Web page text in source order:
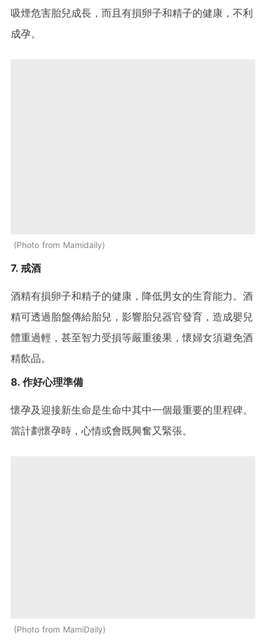
吸煙危害胎兒成長，而且有損卵子和精子的健康，不利
成孕。
Photo from Mamidaily
7. 戒酒
酒精有損卵子和精子的健康，降低男女的生育能力。酒
精可透過胎盤傳給胎兒，影響胎兒器官發育，造成嬰兒
體重過輕，甚至智力受損等嚴重後果，懷婦女須避免酒
精飲品。
8. 作好心理準備
懷孕及迎接新生命是生命中其中一個最重要的里程碑。
當計劃懷孕時，心情或會既興奮又緊張。
Photo from MamiDaily